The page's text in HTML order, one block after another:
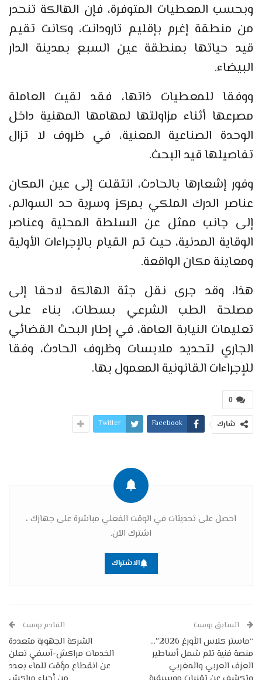
وبحسب المعطيات المتوفرة، فإن الهالكة تنحدر
من منطقة إغرم بإقليم تارودانت، وكانت تقيم
قيد حياتها بمنطقة عين السبع بمدينة الدار
البيضاء.
ووفقا للمعطيات ذاتها، فقد لقيت العاملة
مصرعها أثناء مزاولتها لمهامها المهنية داخل
الوحدة الصناعية المعنية، في ظروف لا تزال
تفاصيلها قيد البحث.
وفور إشعارها بالحادث، انتقلت إلى عين المكان
عناصر الدرك الملكي بمركز وسرية حد السوالم،
إلى جانب ممثل عن السلطة المحلية وعناصر
الوقاية المدنية، حيث تم القيام بالإجراءات الأولية
ومعاينة مكان الواقعة.
هذا، وقد جرى نقل جثة الهالكة لاحقا إلى
مصلحة الطب الشرعي بسطات، بناء على
تعليمات النيابة العامة، في إطار البحث القضائي
الجاري لتحديد ملابسات وظروف الحادث، وفقا
للإجراءات القانونية المعمول بها.
0
شارك Facebook
Twitter
احصل على تحديثات في الوقت الفعلي مباشرة على جهازك ،
اشترك الآن.
الاشتراك
السابق بوست
“ماستر كلاس الأورغ 2026″…
منصة فنية تلم شمل أساطير
العزف العربي والمغربي
القادم بوست
الشركة الجهوية متعددة
الخدمات مراكش-آسفي تعلن
عن انقطاع مؤقت للماء بعدد